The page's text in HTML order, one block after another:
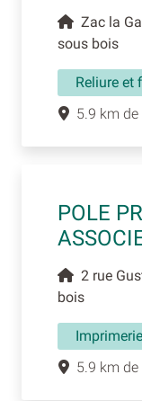
Zac la
sous bois
Reliure et
5.9 km
POLE
2 rue
bois
5.9 km